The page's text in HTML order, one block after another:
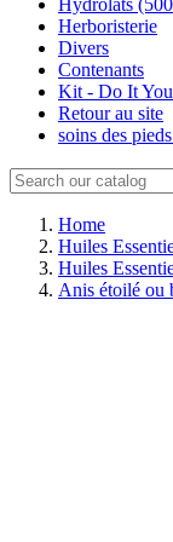
Hydrolats
Herboristerie
Divers
Contenants
Kit - Do It
Retour au site
soins des
Home
Huiles
Huiles
Anis étoilé ou